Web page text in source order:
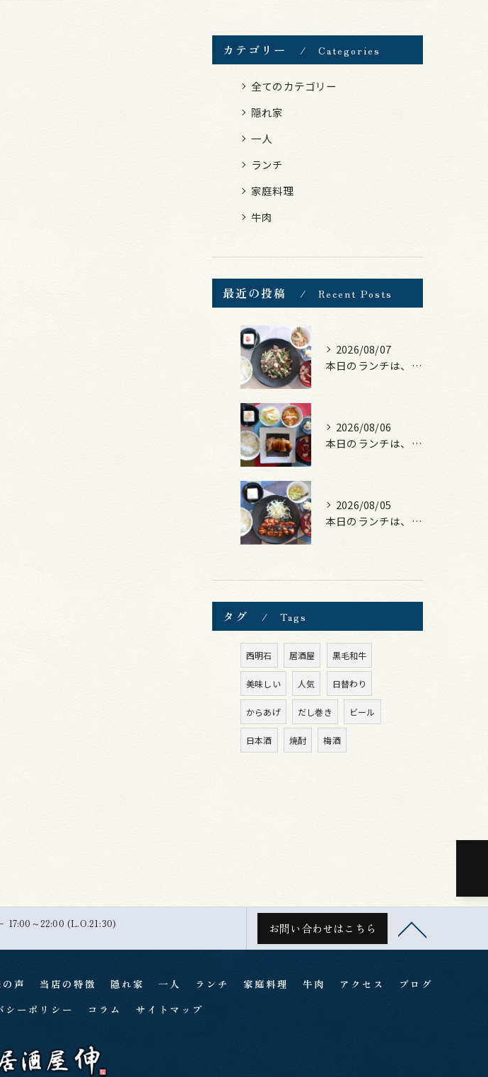
カテゴリー Categories
全てのカテゴリー
隠れ家
一人
ランチ
家庭料理
牛肉
最近の投稿 Recent Posts
2026/08/07
本日のランチは、黒毛和牛のチャプチェ！
2026/08/06
本日のランチは、照焼きチキン！
2026/08/05
本日のランチは、ロース豚カツ梅はさみ！
タグ Tags
西明石 居酒屋 黒毛和牛
美味しい 人気 日替わり
からあげ だし巻き ビール
日本酒 焼酎 梅酒
17:00～22:00 (L.O.21:30) お問い合わせはこちら
声 当店の特徴 隠れ家 一人 ランチ 家庭料理 牛肉 アクセス
ブログ
シーポリシー コラム サイトマップ